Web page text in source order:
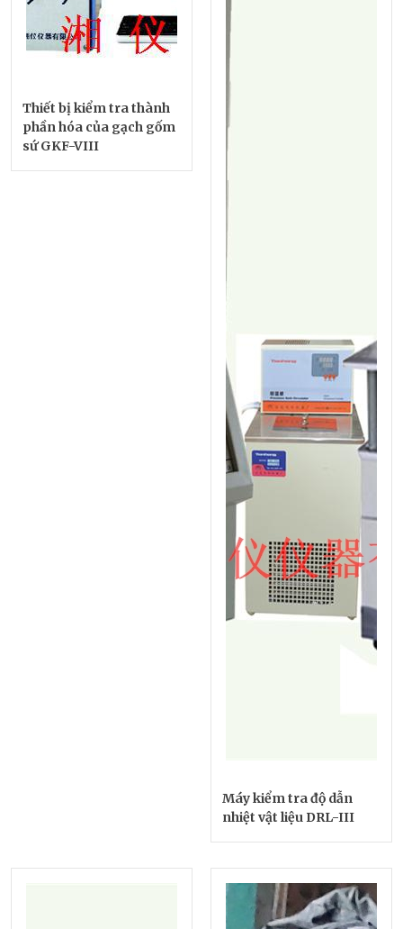
Thiết bị kiểm tra thành
phần hóa của gạch gốm
sứ GKF-VIII
Máy kiểm tra độ dẫn
nhiệt vật liệu DRL-III